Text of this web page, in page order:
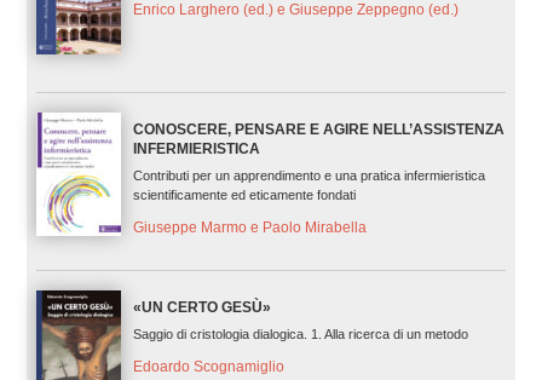
Enrico Larghero (ed.) e Giuseppe Zeppegno (ed.)
CONOSCERE, PENSARE E AGIRE NELL’ASSISTENZA
INFERMIERISTICA
Contributi per un apprendimento e una pratica infermieristica
scientificamente ed eticamente fondati
Giuseppe Marmo e Paolo Mirabella
«UN CERTO GESÙ»
Saggio di cristologia dialogica. 1. Alla ricerca di un metodo
Edoardo Scognamiglio